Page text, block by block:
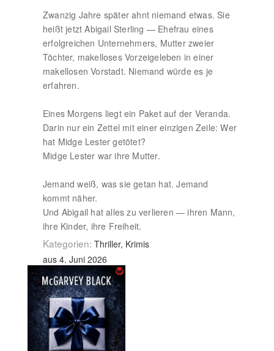
Zwanzig Jahre später ahnt niemand etwas. Sie
heißt jetzt Abigail Sterling — Ehefrau eines
erfolgreichen Unternehmers, Mutter zweier
Töchter, makelloses Vorzeigeleben in einer
makellosen Vorstadt. Niemand würde es je
erfahren.
Eines Morgens liegt ein Paket auf der Veranda.
Darin nur ein Zettel mit einer einzigen Zeile: Wer
hat Midge Lester getötet?
Midge Lester war ihre Mutter.
Jemand weiß, was sie getan hat. Jemand
kommt näher.
Und Abigail hat alles zu verlieren — ihren Mann,
ihre Kinder, ihre Freiheit.
Kategorien: Thriller, Krimis
aus 4. Juni 2026